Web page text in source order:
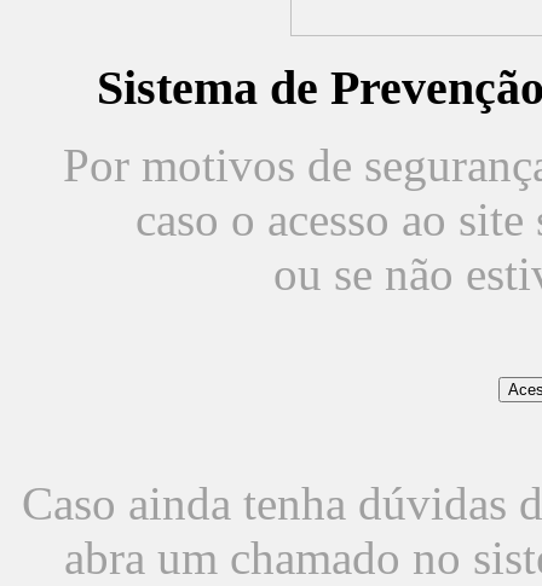
Sistema de
Por motivos de
caso o acesso ao
ou se não
Caso ainda tenha dúvidas
abra um chamado no